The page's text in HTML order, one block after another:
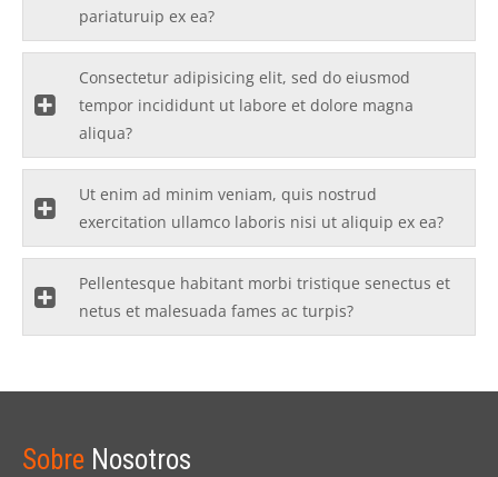
pariaturuip ex ea?
Consectetur adipisicing elit, sed do eiusmod
tempor incididunt ut labore et dolore magna
aliqua?
Ut enim ad minim veniam, quis nostrud
exercitation ullamco laboris nisi ut aliquip ex ea?
Pellentesque habitant morbi tristique senectus et
netus et malesuada fames ac turpis?
Sobre Nosotros